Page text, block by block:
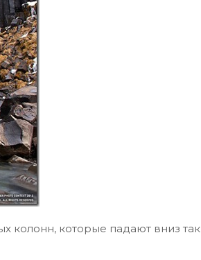
колонн, которые падают вниз так